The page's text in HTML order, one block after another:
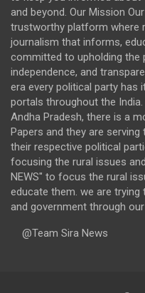
and beyond. Our Mission
trustworthy platform where
journalism that informs,
committed to upholding the
independence, and
era every political party has
portals throughout the India.
Andha Pradesh, there is a
Papers and they are
their respective political
focusing the rural issues
NEWS" to focus the rural
educate them. we are
and government through
@Team Sira News